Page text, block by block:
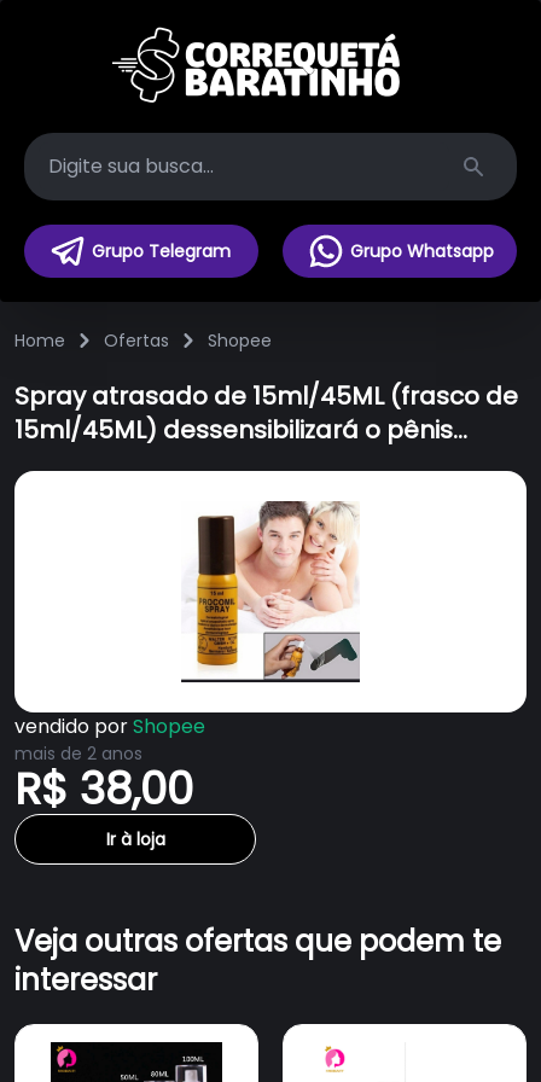
Search
Grupo Telegram Grupo Whatsapp
Home Ofertas Shopee
Spray atrasado de 15ml/45ML (frasco de
15ml/45ML) dessensibilizará o pênis
quando pulverizado na cabeça e
funcionará dentro de 5 minutos após a
pulverização. Após o uso, pode ser 10
vezes maior que antes. É chamado de
spray de stallion porque você pode ma
vendido porShopee
mais de 2 anos
R$ 38,00
Ir à loja
Veja outras ofertas que podem te
interessar